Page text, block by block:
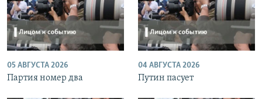
05 АВГУСТА 2026
Партия номер два
04 АВГУСТА 2026
Путин пасует